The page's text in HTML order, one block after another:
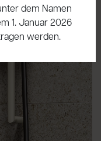
dem Namen
1. Januar 2026
werden.